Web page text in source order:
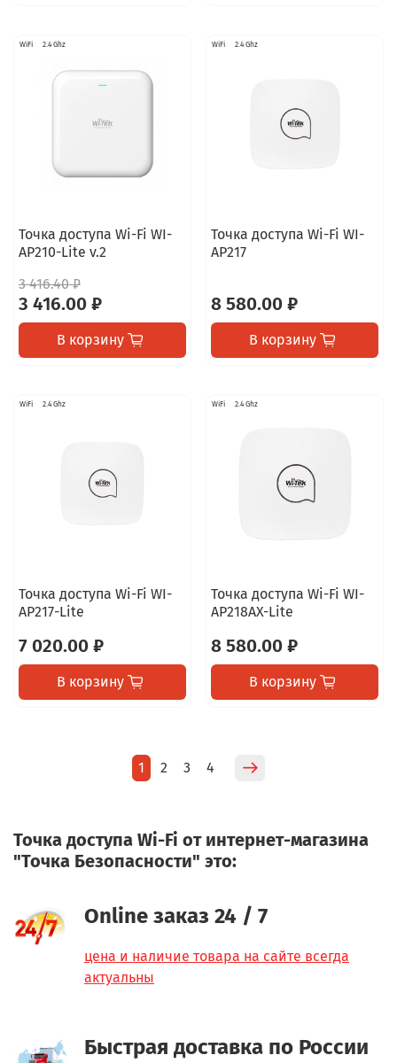
WiFi 2.4 Ghz
Точка доступа Wi-Fi WI-
AP210-Lite v.2
3 416.40 ₽
3 416.00 ₽
В корзину
WiFi 2.4 Ghz
Точка доступа Wi-Fi WI-
AP217
8 580.00 ₽
В корзину
WiFi 2.4 Ghz
Точка доступа Wi-Fi WI-
AP217-Lite
7 020.00 ₽
В корзину
WiFi 2.4 Ghz
Точка доступа Wi-Fi WI-
AP218AX-Lite
8 580.00 ₽
В корзину
1 2 3 4
Точка доступа Wi-Fi от интернет-магазина
"Точка Безопасности" это:
Online заказ 24 / 7
цена и наличие товара на сайте всегда
актуальны
Быстрая доставка по России